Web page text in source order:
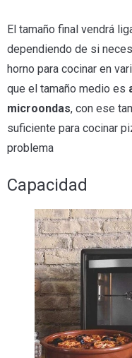
El tamaño final vendrá
dependiendo de si
horno para cocinar en
que el tamaño medio es
microondas, con ese
suficiente para cocinar
problema
Capacidad